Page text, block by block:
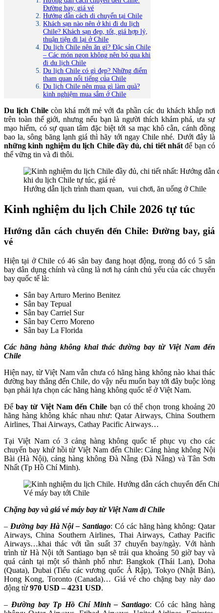
Đường bay, giá vé
Hướng dẫn cách di chuyển tại Chile
Khách sạn nào nên ở khi đi du lịch
Chile? Khách sạn đẹp, tốt, giá hợp lý,
thuận tiện đi lại ở Chile
Du lịch Chile nên ăn gì? Đặc sản Chile
– Các món ngon không nên bỏ qua khi
đi du lịch Chile
Du lịch Chile có gì đẹp? Những điểm
tham quan nổi tiếng của Chile
Du lịch Chile nên mua gì làm quà?
kinh nghiệm mua sắm ở Chile
Du lịch Chile còn khá mới mẻ với đa phần các du khách khắp nơi
trên toàn thế giới, nhưng nếu bạn là người thích khám phá, ưa sự
mạo hiểm, có sự quan tâm đặc biệt tới sa mạc khô cằn, cánh đồng
bao la, sông băng lạnh giá thì hãy tới ngay Chile nhé. Dưới đây là
những kinh nghiệm du lịch Chile đầy đủ, chi tiết nhất để bạn có
thể vững tin và đi thôi.
Hướng dẫn lịch trình tham quan, vui chơi, ăn uống ở Chile
Kinh nghiệm du lịch Chile 2026 tự túc
Hướng dẫn cách chuyển đến Chile: Đường bay, giá
vé
Hiện tại ở Chile có 46 sân bay đang hoạt động, trong đó có 5 sân
bay dân dụng chính và cũng là nơi hạ cánh chủ yếu của các chuyến
bay quốc tế là:
Sân bay Arturo Merino Benitez
Sân bay Tepual
Sân bay Carriel Sur
Sân bay Cerro Moreno
Sân bay La Florida
Các hãng hàng không khai thác đường bay từ Việt Nam đến
Chile
Hiện nay, từ Việt Nam vẫn chưa có hãng hàng không nào khai thác
đường bay thẳng đến Chile, do vậy nếu muốn bay tới đây buộc lòng
bạn phải lựa chọn các hãng hàng không quốc tế ở Việt Nam.
Đểbay từ Việt Nam đến Chile bạn có thể chọn trong khoảng 20
hãng hàng không khác nhau như: Qatar Airways, China Southern
Airlines, Thai Airways, Cathay Pacific Airways…
Tại Việt Nam có 3 cảng hàng không quốc tế phục vụ cho các
chuyến bay khứ hồi từ Việt Nam đến Chile: Cảng hàng không Nội
Bài (Hà Nội), cảng hàng không Đà Nẵng (Đà Nẵng) và Tân Sơn
Nhất (Tp Hồ Chí Minh).
Vé máy bay tới Chile
Chặng bay và giá vé máy bay từ Việt Nam đi Chile
– Đường bay Hà Nội – Santiago: Có các hãng hàng không: Qatar
Airways, China Southern Airlines, Thai Airways, Cathay Pacific
Airways…khai thác với tần suất 37 chuyến bay/ngày. Với hành
trình từ Hà Nội tới Santiago bạn sẽ trải qua khoảng 50 giờ bay và
quá cảnh tại một số thành phố như: Bangkok (Thái Lan), Doha
(Quata), Dubai (Tiểu các vương quốc Ả Rập), Tokyo (Nhật Bản),
Hong Kong, Toronto (Canada)… Giá vé cho chặng bay này dao
động từ 970 USD – 4231 USD.
– Đường bay Tp Hồ Chí Minh – Santiago: Có các hãng hàng